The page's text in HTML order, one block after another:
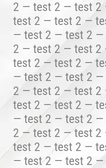
2 — test 2 — test
test 2 — test 2 —
— test 2 — test 2
2 — test 2 — test
test 2 — test 2 —
— test 2 — test 2
2 — test 2 — test
test 2 — test 2 —
— test 2 — test 2
2 — test 2 — test
test 2 — test 2 —
— test 2 — test 2